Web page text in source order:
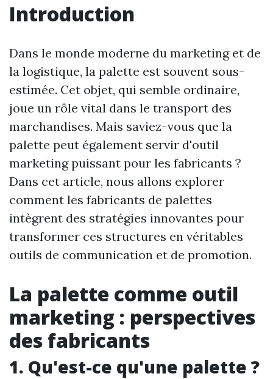
Introduction
Dans le monde moderne du marketing et de
la logistique, la palette est souvent sous-
estimée. Cet objet, qui semble ordinaire,
joue un rôle vital dans le transport des
marchandises. Mais saviez-vous que la
palette peut également servir d'outil
marketing puissant pour les fabricants ?
Dans cet article, nous allons explorer
comment les fabricants de palettes
intègrent des stratégies innovantes pour
transformer ces structures en véritables
outils de communication et de promotion.
La palette comme outil
marketing : perspectives
des fabricants
1. Qu'est-ce qu'une palette ?